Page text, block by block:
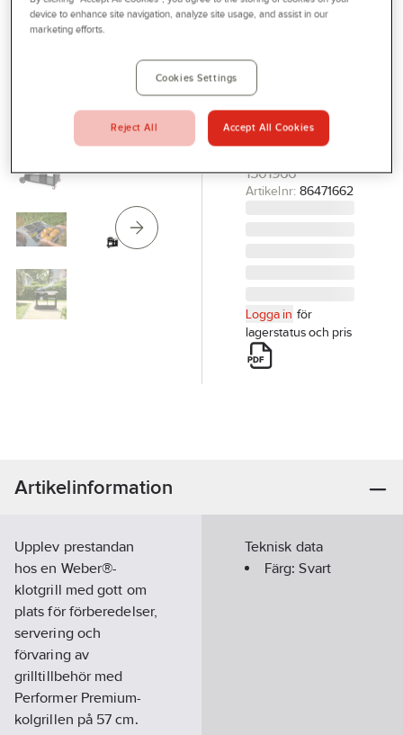
Bli kund
Profilshop
Serviceverkstad
Företagsprofilering
WEBER
Weber
Performer
PERFORMER
PREMIUM 57 CM
1501966
Artikelnr: 86471662
Logga in för
lagerstatus och pris
Artikelinformation
Upplev prestandan
hos en Weber®-
klotgrill med gott om
plats för förberedelser,
servering och
förvaring av
grilltillbehör med
Performer Premium-
kolgrillen på 57 cm.
Teknisk data
Färg:Svart
device to enhance site navigation, analyze site usage, and assist in our
marketing efforts.
Cookies Settings
Reject All Accept All Cookies